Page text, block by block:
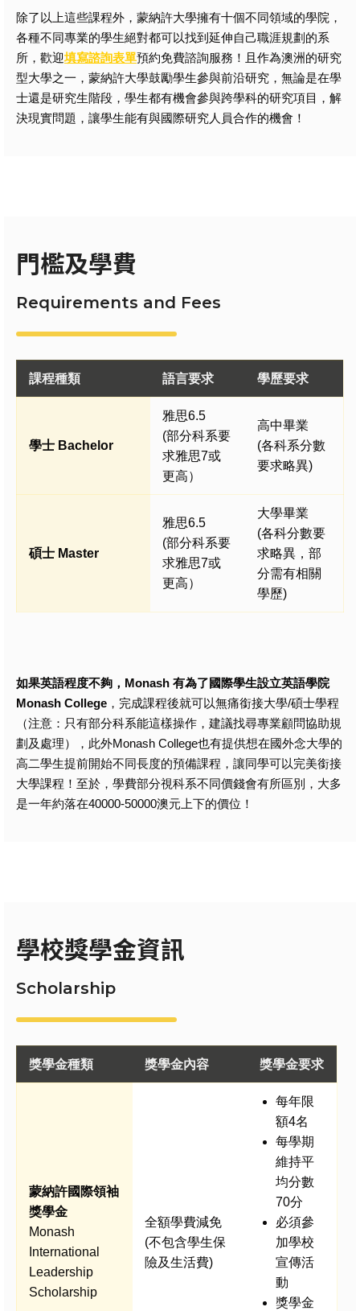
除了以上這些課程外，蒙納許大學擁有十個不同領域的學院，
各種不同專業的學生絕對都可以找到延伸自己職涯規劃的系
所，歡迎填寫諮詢表單預約免費諮詢服務！且作為澳洲的研究
型大學之一，蒙納許大學鼓勵學生參與前沿研究，無論是在學
士還是研究生階段，學生都有機會參與跨學科的研究項目，解
決現實問題，讓學生能有與國際研究人員合作的機會！
門檻及學費
Requirements and Fees
課程種類 語言要求 學歷要求
學士 Bachelor
雅思6.5
(部分科系要
求雅思7或
更高）
高中畢業
(各科系分數
要求略異)
碩士 Master
雅思6.5
(部分科系要
求雅思7或
更高）
大學畢業
(各科分數要
求略異，部
分需有相關
學歷)
如果英語程度不夠，Monash 有為了國際學生設立英語學院
Monash College ，完成課程後就可以無痛銜接大學/碩士學程
（注意：只有部分科系能這樣操作，建議找尋專業顧問協助規
劃及處理），此外Monash College也有提供想在國外念大學的
高二學生提前開始不同長度的預備課程，讓同學可以完美銜接
大學課程！至於， 學費部分視科系不同價錢會有所區別，大多
是一年約落在40000-50000澳元上下的價位！
學校獎學金資訊
Scholarship
獎學金種類 獎學金內容 獎學金要求
蒙納許國際領袖
獎學金
Monash
International
Leadership
Scholarship
全額學費減免
(不包含學生保
險及生活費)
每年限
額4名
每學期
維持平
均分數
70分
必須參
加學校
宣傳活
動
獎學金